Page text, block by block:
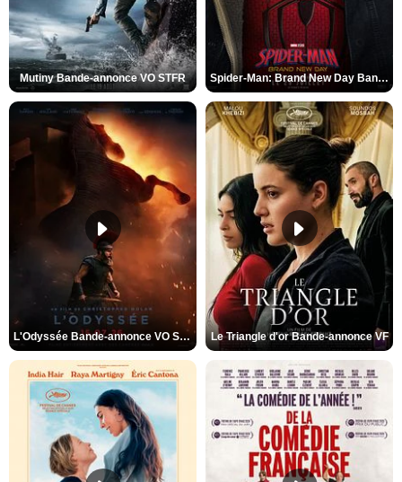
Mutiny Bande-annonce VO STFR Spider-Man: Brand New Day Bande-annonce VO STFR
L'Odyssée Bande-annonce VO STFR Le Triangle d'or Bande-annonce VF